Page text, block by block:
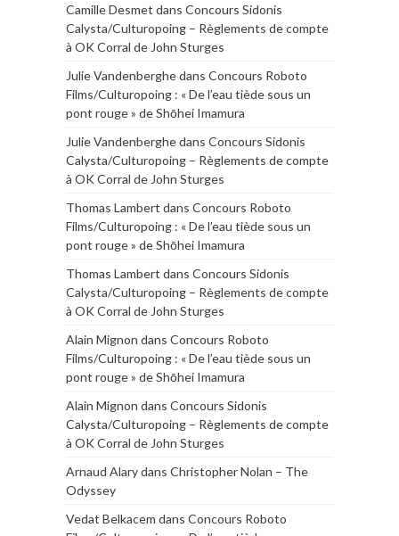
Camille Desmet dans Concours Sidonis
Calysta/Culturopoing – Règlements de compte
à OK Corral de John Sturges
Julie Vandenberghedans Concours Roboto
Films/Culturopoing : « De l’eau tiède sous un
pont rouge » de Shōhei Imamura
Julie Vandenberghedans Concours Sidonis
Calysta/Culturopoing – Règlements de compte
à OK Corral de John Sturges
Thomas Lambert dans Concours Roboto
Films/Culturopoing : « De l’eau tiède sous un
pont rouge » de Shōhei Imamura
Thomas Lambert dans Concours Sidonis
Calysta/Culturopoing – Règlements de compte
à OK Corral de John Sturges
Alain Mignon dans Concours Roboto
Films/Culturopoing : « De l’eau tiède sous un
pont rouge » de Shōhei Imamura
Alain Mignon dans Concours Sidonis
Calysta/Culturopoing – Règlements de compte
à OK Corral de John Sturges
Arnaud Alarydans Christopher Nolan – The
Odyssey
Vedat Belkacem dans Concours Roboto